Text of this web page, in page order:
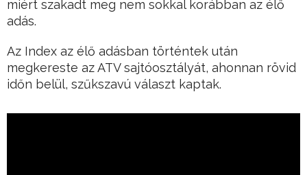
miért szakadt meg nem sokkal korábban az élő
adás.
Az Index az élő adásban történtek után
megkereste az ATV sajtóosztályát, ahonnan rövid
időn belül, szűkszavú választ kaptak.